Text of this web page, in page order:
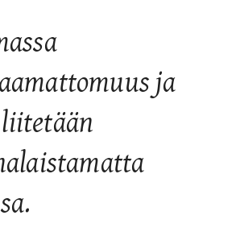
ja